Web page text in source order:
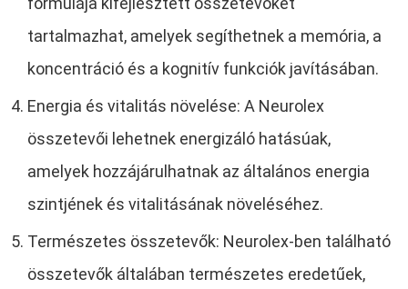
tartalmazhat, amelyek segíthetnek a memória, a
koncentráció és a kognitív funkciók javításában.
Energia és vitalitás növelése: A Neurolex
összetevői lehetnek energizáló hatásúak,
amelyek hozzájárulhatnak az általános energia
szintjének és vitalitásának növeléséhez.
Természetes összetevők: Neurolex-ben található
összetevők általában természetes eredetűek,